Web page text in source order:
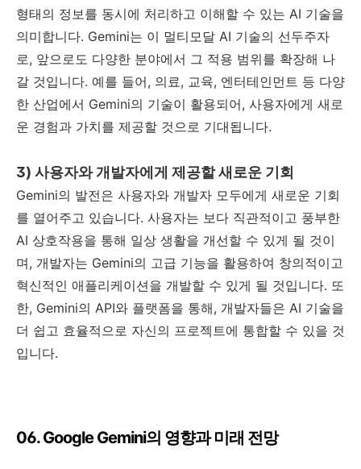
형태의 정보를 동시에 처리하고 이해할 수 있는 AI 기술을
의미합니다. Gemini는 이 멀티모달 AI 기술의 선두주자
로, 앞으로도 다양한 분야에서 그 적용 범위를 확장해 나
갈 것입니다. 예를 들어, 의료, 교육, 엔터테인먼트 등 다양
한 산업에서 Gemini의 기술이 활용되어, 사용자에게 새로
운 경험과 가치를 제공할 것으로 기대됩니다.
3) 사용자와 개발자에게 제공할 새로운 기회
Gemini의 발전은 사용자와 개발자 모두에게 새로운 기회
를 열어주고 있습니다. 사용자는 보다 직관적이고 풍부한
AI 상호작용을 통해 일상 생활을 개선할 수 있게 될 것이
며, 개발자는 Gemini의 고급 기능을 활용하여 창의적이고
혁신적인 애플리케이션을 개발할 수 있게 될 것입니다. 또
한, Gemini의 API와 플랫폼을 통해, 개발자들은 AI 기술을
더 쉽고 효율적으로 자신의 프로젝트에 통합할 수 있을 것
입니다.
06. Google Gemini의 영향과 미래 전망